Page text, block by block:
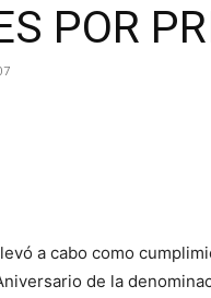
POR
a cabo como
de la